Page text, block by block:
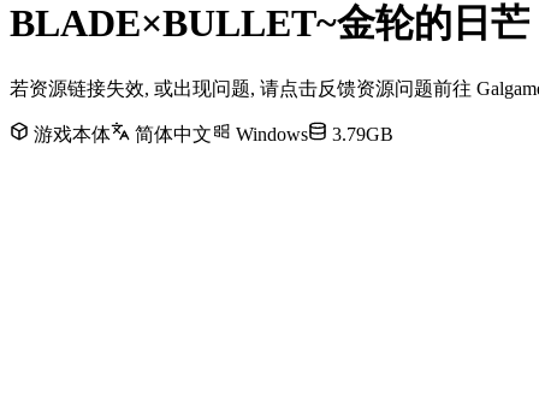
BLADE×BULLET~金轮的日
若资源链接失效, 或出现问题, 请点击反馈资源问题前往
游戏本体 简体中文 Windows 3.79GB